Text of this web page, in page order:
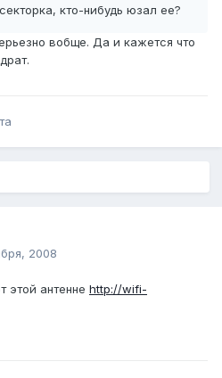
кто-нибудь юзал ее?
вобще. Да и кажется что
2008
этой антенне http://wifi-